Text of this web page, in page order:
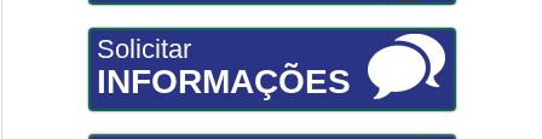
Solicitar
INFORMAÇÕES